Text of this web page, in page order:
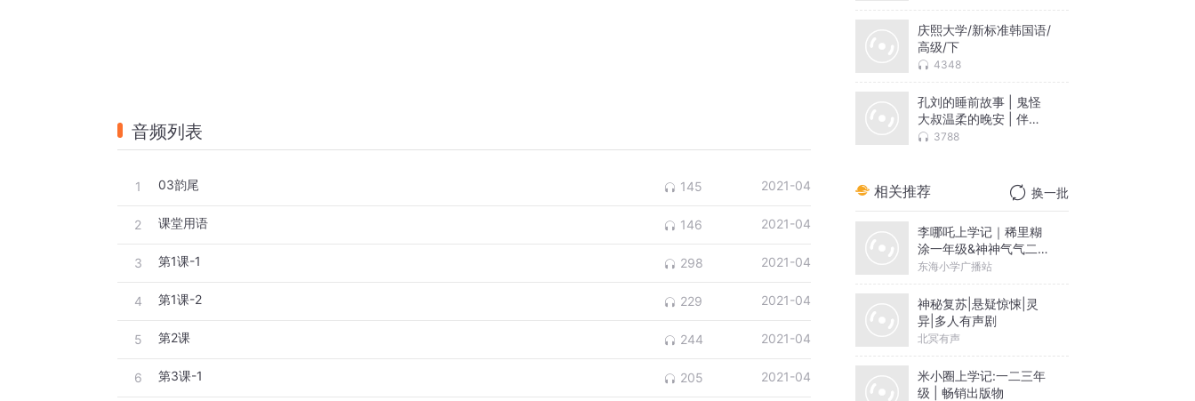
音频列表
1 03韵尾 145 2021-04
2 课堂用语 146 2021-04
3 第1课-1 298 2021-04
4 第1课-2 229 2021-04
5 第2课 244 2021-04
6 第3课-1 205 2021-04
庆熙大学/新标准韩国语/
高级/下
4348
孔刘的睡前故事 | 鬼怪
大叔温柔的晚安 | 伴你
入眠3788
相关推荐 换一批
李哪吒上学记｜稀里糊
涂一年级&神神气气二年
级
东海小学广播站
神秘复苏|悬疑惊悚|灵
异|多人有声剧
北冥有声
米小圈上学记:一二三年
级 | 畅销出版物